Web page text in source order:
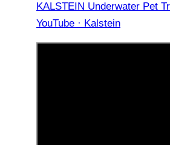
KALSTEIN Underwater Pet
YouTube · Kalstein